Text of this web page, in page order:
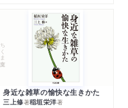
ちくま文庫
身近な雑草の愉快な生きかた
三上修著稲垣栄洋著